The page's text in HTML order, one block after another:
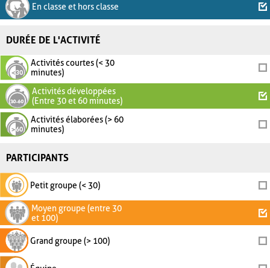
En classe et hors classe
DURÉE DE L'ACTIVITÉ
Activités courtes (< 30
minutes)
Activités développées
(Entre 30 et 60 minutes)
Activités élaborées (> 60
minutes)
PARTICIPANTS
Petit groupe (< 30)
Moyen groupe (entre 30
et 100)
Grand groupe (> 100)